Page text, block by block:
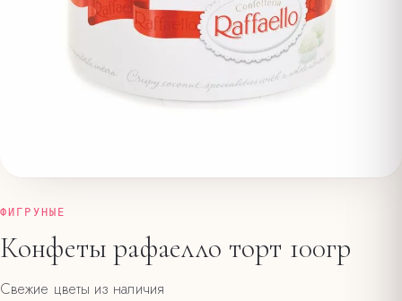
ФИГРУНЫЕ
Конфеты рафаелло торт 100гр
Свежие цветы из наличия